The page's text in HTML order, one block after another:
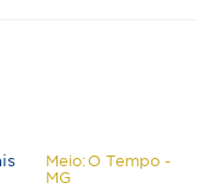
Meio:O Tempo -
MG